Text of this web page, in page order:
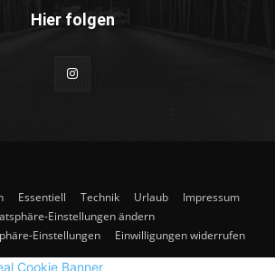
Hier folgen
Essentiell Technik Urlaub
Impressum
Einstellungen ändern
Einstellungen
Einwilligungen widerrufen
Cookie Banner